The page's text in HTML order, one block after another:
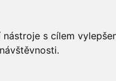
s cílem